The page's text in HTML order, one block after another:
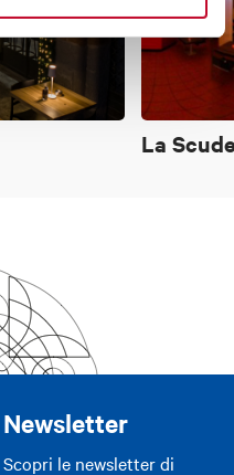
La
Newsletter
Scopri le newsletter di